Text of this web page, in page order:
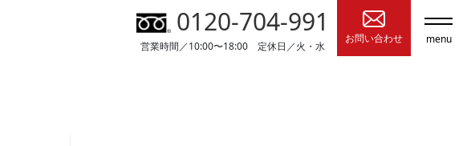
menu
0120-704-991
営業時間／10:00〜18:00 定休日／火・水
お問い合わせ